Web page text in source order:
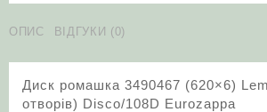
Lemken/Rubin
Disco/108D
Eurozappa
ОПИС ВІДГУКИ (0)
Диск ромашка 3490467 (620×6)
отворів) Disco/108D Eurozappa